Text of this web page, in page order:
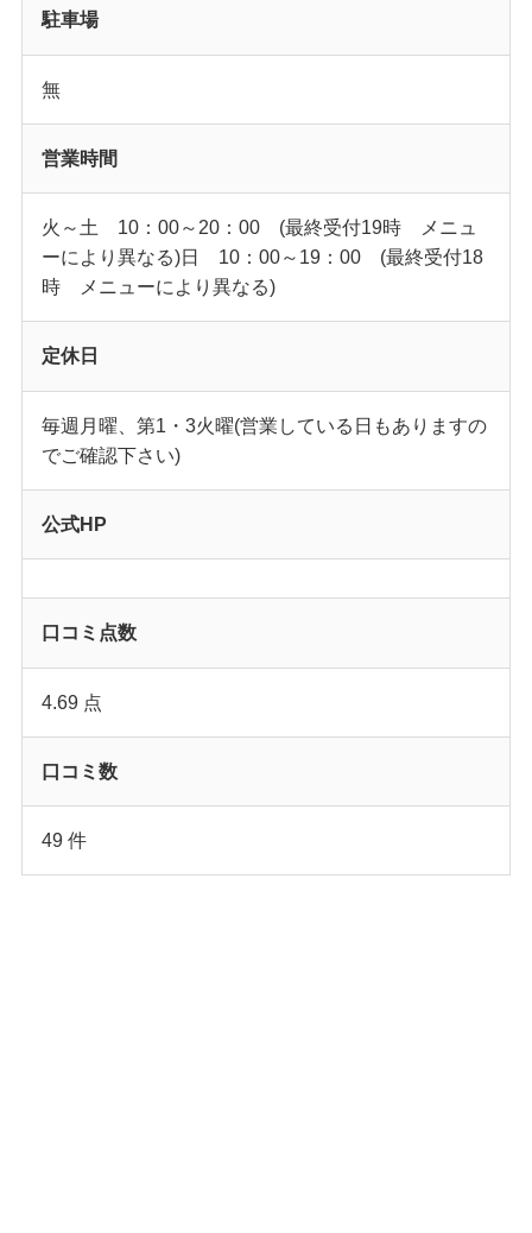
駐車場
無
営業時間
火～土 10：00～20：00 (最終受付19時 メニュ
ーにより異なる)日 10：00～19：00 (最終受付18
時 メニューにより異なる)
定休日
毎週月曜、第1・3火曜(営業している日もありますの
でご確認下さい)
公式HP
口コミ点数
4.69 点
口コミ数
49 件